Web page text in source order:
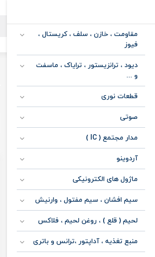
مقاومت ، خازن ، سلف ، کریستال ،
فیوز
دیود ، ترانزیستور ، ترایاک ، ماسفت
و ...
قطعات نوری
صوتی
مدار مجتمع ( IC )
آردوینو
ماژول های الکترونیکی
سیم افشان ، سیم مفتول ، وارنیش
لحیم ( قلع ) ، روغن لحیم ، فلاکس
منبع تغذیه ، آداپتور ،ترانس و باتری